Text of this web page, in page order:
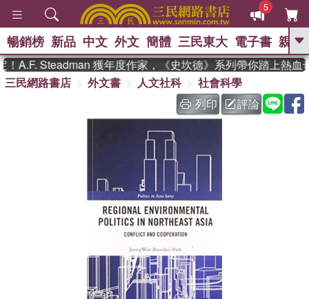
5
GO
熱搜： 東野圭吾 、 The Odyssey
、 如果歷史是一群喵 、 暑期
國際布克獎 臺灣漫遊錄 、 方
念華 、 台灣的李登輝時代
孩：黎曼猜想
暢銷榜 新品 中文 外文 簡體 三民東大 電子書 親子
A.F. Steadman 獲年度作家，《史坎德》系列帶你踏上熱血奇
三民網路書店
外文書 人文社科
社會科學
列印
評論